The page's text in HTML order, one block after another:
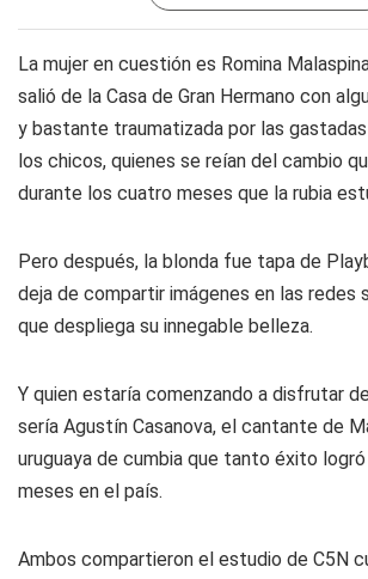
La mujer en cuestión es Romina
salió de la Casa de Gran Hermano con
y bastante traumatizada por las
los chicos, quienes se reían del cambio
durante los cuatro meses que la rubia
Pero después, la blonda fue tapa de
deja de compartir imágenes en las redes
que despliega su innegable belleza.
Y quien estaría comenzando a disfrutar
sería Agustín Casanova, el cantante de
uruguaya de cumbia que tanto éxito
meses en el país.
Ambos compartieron el estudio de C5N